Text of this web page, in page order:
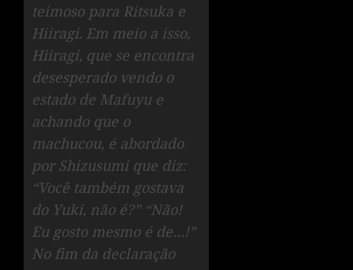
teimoso para Ritsuka e
Hiiragi. Em meio a isso,
Hiiragi, que se encontra
desesperado vendo o
estado de Mafuyu e
achando que o
machucou, é abordado
por Shizusumi que diz:
“Você também gostava
do Yuki, não é?” “Não!
Eu gosto mesmo é de…!”
No fim da declaração